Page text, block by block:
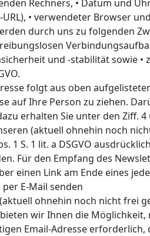
Rechners, • Datum und
• verwendeter Browser
durch uns zu folgenden
und -stabilität sowie
folgt aus oben
auf Ihre Person zu ziehen.
erhalten Sie unter den Ziff.
(aktuell ohnehin noch
1 S. 1 lit. a DSGVO
Für den Empfang des
einen Link am Ende eines
E-Mail senden
ohnehin noch nicht frei
wir Ihnen die
Email-Adresse